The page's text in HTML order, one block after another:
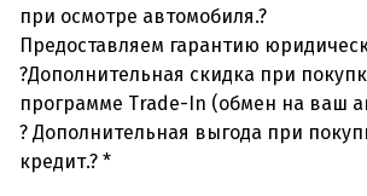
при осмотре автомобиля.?
Предоставляем гарантию
?Дополнительная скидка при
программе Trade-In (обмен на ваш
? Дополнительная выгода при
кредит.? *